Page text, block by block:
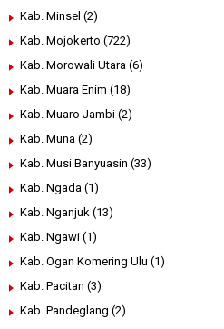
Kab. Minsel (2)
Kab. Mojokerto (722)
Kab. Morowali Utara (6)
Kab. Muara Enim (18)
Kab. Muaro Jambi (2)
Kab. Muna (2)
Kab. Musi Banyuasin (33)
Kab. Ngada (1)
Kab. Nganjuk (13)
Kab. Ngawi (1)
Kab. Ogan Komering Ulu (1)
Kab. Pacitan (3)
Kab. Pandeglang (2)